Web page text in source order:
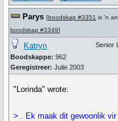
Parys [boodskap #3351 is 'n
boodskap #3349]
Katryn
Boodskappe: 962
Geregistreer: Julie 2003
Senior
"Lorinda" wrote:
> . Ek maak dit gewoonlik vir